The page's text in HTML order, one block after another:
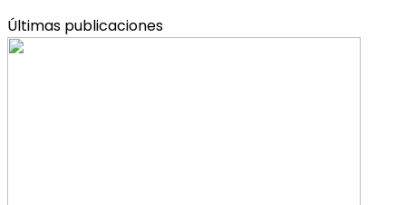
Últimas publicaciones